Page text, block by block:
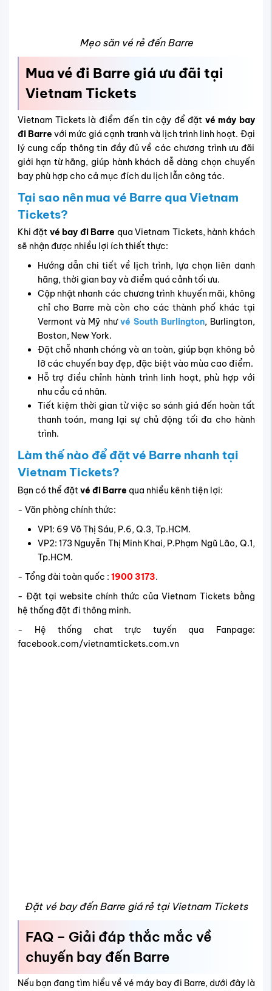
Hỗ trợ điều chỉnh hành trình linh hoạt, phù hợp với
nhu cầu cá nhân.
thanh toán, mang lại sự chủ động tối đa cho hành
trình.
Làm thế nào để đặt vé Barre nhanh tại
Vietnam Tickets?
Bạn có thể đặtvé đi Barre qua nhiều kênh tiện lợi:
- Văn phòng chính thức:
VP2: 173 Nguyễn Thị Minh Khai, P.Phạm Ngũ Lão, Q.1,
Tp.HCM.
- Tổng đài toàn quốc :1900 3173.
- Đặt tại website chính thức của Vietnam Tickets bằng
hệ thống đặt đi thông minh.
- Hệ thống chat trực tuyến qua Fanpage:
facebook.com/vietnamtickets.com.vn
Đặt vé bay đến Barre giá rẻ tại Vietnam Tickets
FAQ – Giải đáp thắc mắc về
chuyến bay đến Barre
Nếu bạn đang tìm hiểu về vé máy bay đi Barre, dưới đây là
Có thể đổi lịch bay đến Barre sang ngày
khác không?
Hầu hết các hãng hàng không cho phép điều chỉnh ngày
bay, nhưng sẽ áp dụng phí thay đổi tùy từng loại vé. Đặt
qua Vietnam Tickets sẽ giúp bạn được tư vấn lựa chọn
lịch bay phù hợp và hỗ trợ thay đổi nhanh chóng.